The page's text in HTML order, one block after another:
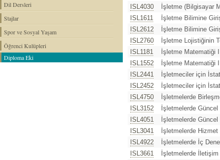
Dil Dersleri
Stajlar
Spor ve Sosyal Yaşam
Öğrenci Kulüpleri
Diploma Eki
ISL4030
İşletme (Bilgisayar
ISL1611
İşletme Bilimine
ISL2612
İşletme Bilimine
ISL2760
İşletme Lojistiğinin
ISL1181
İşletme Matematiği I
ISL1552
İşletme Matematiği
ISL2441
İşletmeciler için
ISL2452
İşletmeciler için
ISL4750
İşletmelerde
ISL3152
İşletmelerde
ISL4051
İşletmelerde
ISL3041
İşletmelerde Hizmet
ISL4922
İşletmelerde İç
ISL3661
İşletmelerde İletişim